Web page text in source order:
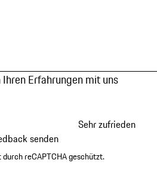
Ihren Erfahrungen mit uns
Sehr zufrieden
senden
reCAPTCHA geschützt.